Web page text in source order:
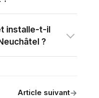
installe-t-il
?
Article suivant→